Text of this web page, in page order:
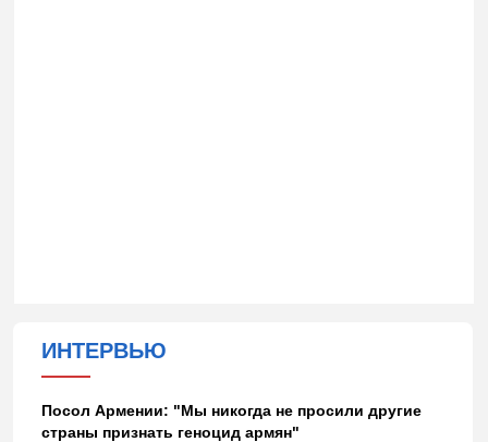
ИНТЕРВЬЮ
Посол Армении: "Мы никогда не просили другие
страны признать геноцид армян"